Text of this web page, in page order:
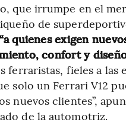
que irrumpe en el
de
quienes exigen
confort y
ferraristas, fieles a las
solo un Ferrari V12
nuevos clientes”,
de la automotriz.